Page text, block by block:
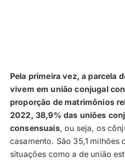
Pela primeira vez, a parcela
vivem em união conjugal
proporção de matrimônios
2022, 38,9% das uniões
consensuais, ou seja, os
casamento. São 35,1 milhões
situações como a de união